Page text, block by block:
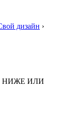
дизайн ›
НИЖЕ ИЛИ